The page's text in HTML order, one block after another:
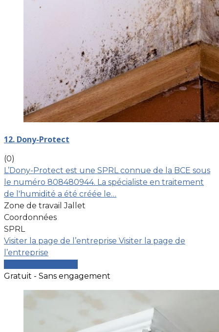
12. Dony-Protect
(0)
L’Dony-Protect est une SPRL connue de la BCE sous
le numéro 808480944. La spécialiste en traitement
de l'humidité a été créée le…
Zone de travail Jallet
Coordonnées
SPRL
Visiter la page de l’entreprise Visiter la page de
l’entreprise
Gratuit - Sans engagement